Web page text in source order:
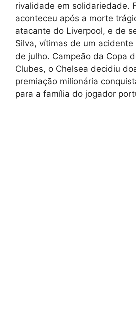
rivalidade em solidariedade.
aconteceu após a morte
atacante do Liverpool, e de
Silva, vítimas de um
de julho. Campeão da Copa
Clubes, o Chelsea decidiu
premiação milionária
para a família do jogador